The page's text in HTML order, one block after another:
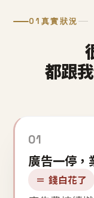
01 真實狀況
都跟
01
廣告一停，
＝ 錢白花了